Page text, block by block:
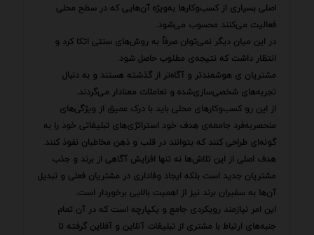
اصلی بسیاری از کسب‌وکارها به‌ویژه آن‌هایی که در سطح محلی
فعالیت می‌کنند محسوب می‌شود.
در این میان دیگر نمی‌توان صرفاً به روش‌های سنتی اتکا کرد و
انتظار داشت که نتیجه‌ی مطلوب حاصل شود.
مشتریان ی هوشمندتر و آگاه‌تر از گذشته هستند و به دنبال
تجربه‌های شخصی‌سازی‌شده و تعاملات معنادار می‌گردند.
از این رو کسب‌وکارهای محلی باید با درک عمیق از ویژگی‌های
منحصربه‌فرد جامعه‌ی هدف خود استراتژی‌های تبلیغاتی خود را به
گونه‌ای طراحی کنند که بتوانند در قلب و ذهن مخاطبان نفوذ کنند.
هدف اصلی از این تلاش‌ها نه تنها افزایش آگاهی از برند و جذب
مشتریان جدید است بلکه ایجاد وفاداری در مشتریان فعلی و تبدیل
آن‌ها به سفیران برند نیز از اهمیت بالایی برخوردار است.
این امر نیازمند رویکردی جامع و یکپارچه است که در آن تمام
جنبه‌های ارتباط با مشتری از تبلیغات آنلاین و آفلاین گرفته تا